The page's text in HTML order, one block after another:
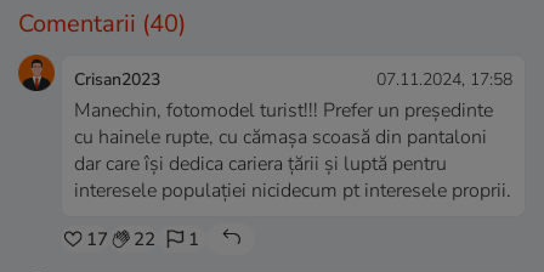
Comentarii (40)
Crisan2023 07.11.2024, 17:58
Manechin, fotomodel turist!!! Prefer un președinte
cu hainele rupte, cu cămașa scoasă din pantaloni
dar care își dedica cariera țării și luptă pentru
interesele populației nicidecum pt interesele proprii.
17 22 1